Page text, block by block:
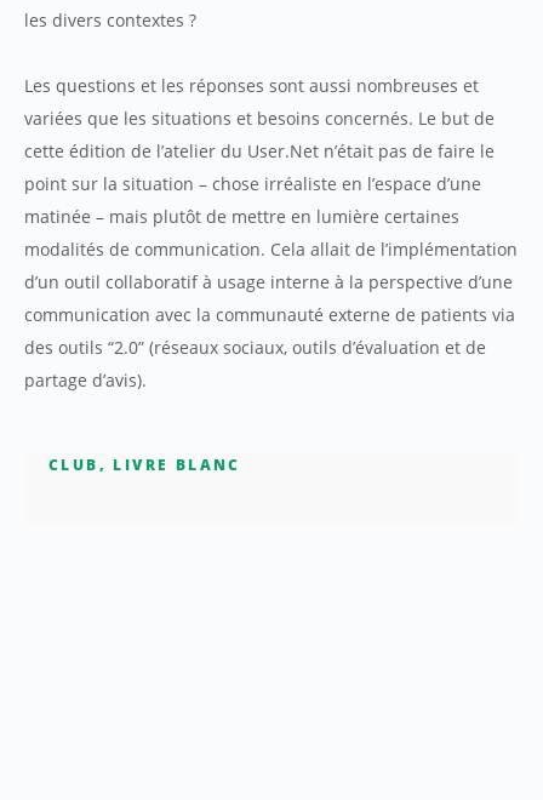
les divers contextes ?
Les questions et les réponses sont aussi nombreuses et
variées que les situations et besoins concernés. Le but de
cette édition de l’atelier du User.Net n’était pas de faire le
point sur la situation – chose irréaliste en l’espace d’une
matinée – mais plutôt de mettre en lumière certaines
modalités de communication. Cela allait de l’implémentation
d’un outil collaboratif à usage interne à la perspective d’une
communication avec la communauté externe de patients via
des outils “2.0” (réseaux sociaux, outils d’évaluation et de
partage d’avis).
CLUB, LIVRE BLANC